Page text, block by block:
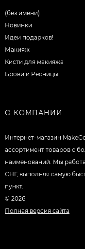
(без имени)
Новинки
Идеи подарков!
Макияж
Кисти для макияжа
Брови и Ресницы
О КОМПАНИИ
Интернет-магазин
ассортимент товаров c
наименований. Мы
СНГ, выполняя самую
пункт.
© 2026
Полная версия сайта